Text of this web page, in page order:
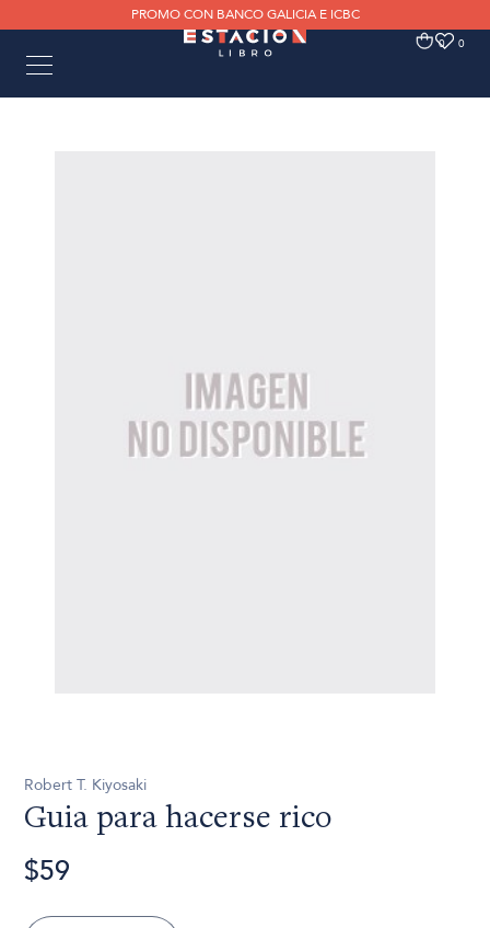
PROMO CON BANCO GALICIA E ICBC
0 0
Robert T. Kiyosaki
Guia para hacerse rico
$59